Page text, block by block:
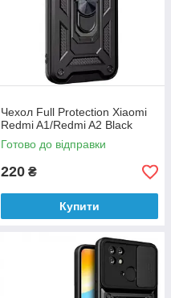
Чехол Full Protection Xiaomi
Redmi A1/Redmi A2 Black
Готово до відправки
220 ₴
Купити